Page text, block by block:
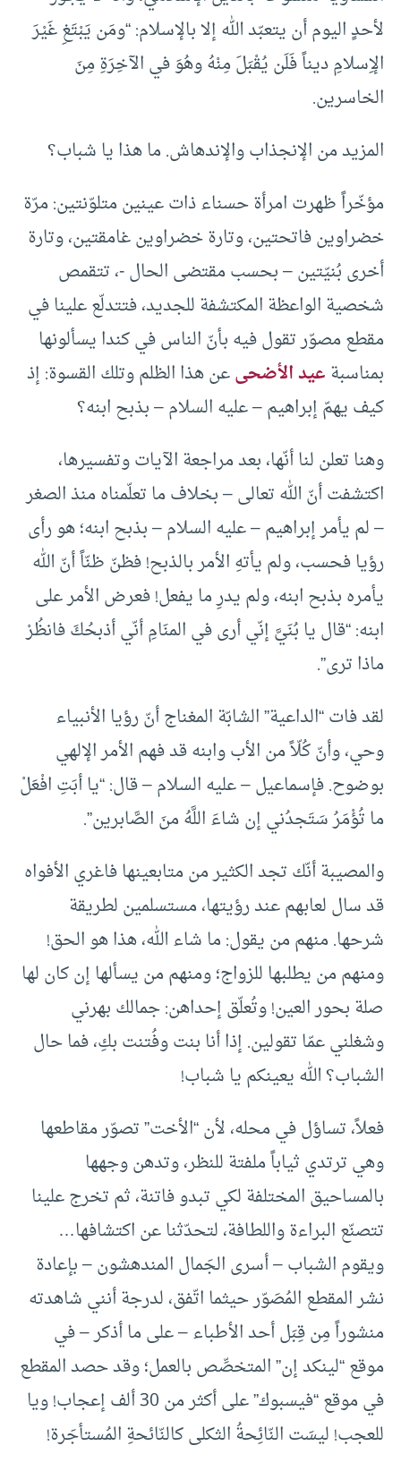
لأحدٍ اليوم أن يتعبّد الله إلا بالإسلام: “ومَن يَبْتَغِ غَيْرَ
الإِسلامِ ديناً فَلَن يُقْبَلَ مِنْهُ وهُوَ في الآخِرَةِ مِنَ
الخاسرين.
المزيد من الإنجذاب والإندهاش. ما هذا يا شباب؟
مؤخّراً ظهرت امرأة حسناء ذات عينين متلوّنتين: مرّة
خضراوين فاتحتين، وتارة خضراوين غامقتين، وتارة
أخرى بُنيّتين – بحسب مقتضى الحال -، تتقمص
شخصية الواعظة المكتشفة للجديد، فتتدلّع علينا في
مقطع مصوّر تقول فيه بأنّ الناس في كندا يسألونها
بمناسبةعيد الأضحىعن هذا الظلم وتلك القسوة: إذ
كيف يهمّ إبراهيم – عليه السلام – بذبح ابنه؟
وهنا تعلن لنا أنّها، بعد مراجعة الآيات وتفسيرها،
اكتشفت أنّ الله تعالى – بخلاف ما تعلّمناه منذ الصغر
– لم يأمر إبراهيم – عليه السلام – بذبح ابنه؛ هو رأى
رؤيا فحسب، ولم يأتهِ الأمر بالذبح! فظنّ ظنّاً أنّ الله
يأمره بذبح ابنه، ولم يدرِ ما يفعل! فعرض الأمر على
ابنه: “قال يا بُنَيَّ إنّي أرى في المنَامِ أنّي أذبحُكَ فانظُرْ
ماذا ترى”.
لقد فات “الداعية” الشابّة المغناج أنّ رؤيا الأنبياء
وحي، وأنّ كُلّاً من الأب وابنه قد فهم الأمر الإلهي
بوضوح. فإسماعيل – عليه السلام – قال: “يا أبَتِ افْعَلْ
ما تُؤْمَرُ سَتَجدُني إن شاءَ اللَّهُ منَ الصَّابرين”.
والمصيبة أنّك تجد الكثير من متابعينها فاغري الأفواه
قد سال لعابهم عند رؤيتها، مستسلمين لطريقة
شرحها. منهم من يقول: ما شاء الله، هذا هو الحق!
ومنهم من يطلبها للزواج؛ ومنهم من يسألها إن كان لها
صلة بحور العين! وتُعلّق إحداهن: جمالك بهرني
وشغلني عمّا تقولين. إذا أنا بنت وفُتنت بكِ، فما حال
الشباب؟ الله يعينكم يا شباب!
فعلاً، تساؤل في محله، لأن “الأخت” تصوّر مقاطعها
وهي ترتدي ثياباً ملفتة للنظر، وتدهن وجهها
بالمساحيق المختلفة لكي تبدو فاتنة، ثم تخرج علينا
تتصنّع البراءة واللطافة، لتحدّثنا عن اكتشافها…
ويقوم الشباب – أسرى الجَمال المندهشون – بإعادة
نشر المقطع المُصَوّر حيثما اتّفق، لدرجة أنني شاهدته
منشوراً مِن قِبَل أحد الأطباء – على ما أذكر – في
موقع “لينكد إن” المتخصِّص بالعمل؛ وقد حصد المقطع
في موقع “فيسبوك” على أكثر من 30 ألف إعجاب! ويا
للعجب! ليسَت النّائِحةُ الثكلى كالنّائحةِ المُستأجَرة!